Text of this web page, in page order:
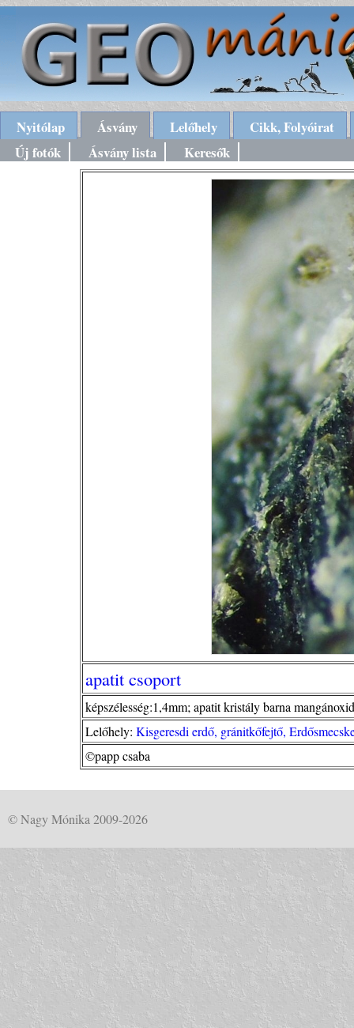
Nyitólap Ásvány Lelőhely
Cikk, Folyóirat
Új fotók
Ásvány lista Keresők
apatit csoport
képszélesség:1,4mm; apatit kristály barna
Lelőhely: Kisgeresdi erdő, gránitkőfejtő,
©papp csaba
© Nagy Mónika 2009-2026